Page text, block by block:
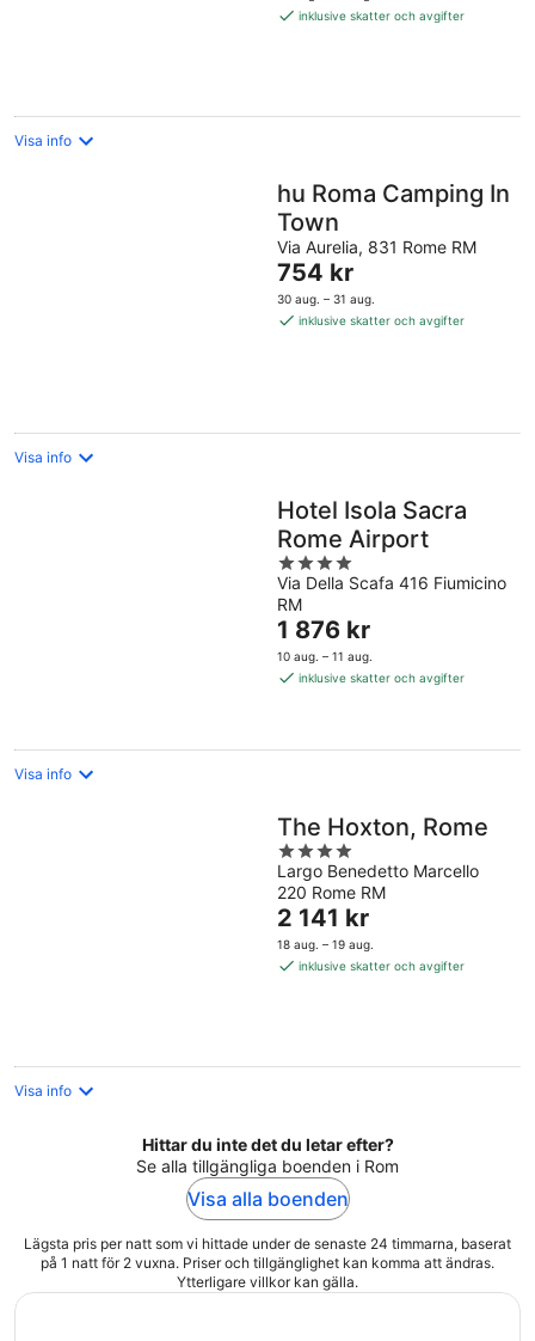
1 079 kr
inklusive skatter och avgifter
Visa info
hu Roma Camping In
Town
Via Aurelia, 831 Rome RM
Priset
är
754 kr
754 kr
30 aug. – 31 aug.
inklusive skatter och avgifter
Visa info
Hotel Isola Sacra
Rome Airport
4
out
of
5
Via Della Scafa 416 Fiumicino
RM
Priset
är
1 876 kr
1 876 kr
10 aug. – 11 aug.
inklusive skatter och avgifter
Visa info
The Hoxton, Rome
4
out
of
5
Largo Benedetto Marcello
220 Rome RM
Priset
är
2 141 kr
2 141 kr
18 aug. – 19 aug.
inklusive skatter och avgifter
Visa info
Hittar du inte det du letar efter?
Se alla tillgängliga boenden i Rom
Visa alla boenden
Lägsta pris per natt som vi hittade under de senaste 24 timmarna, baserat
på 1 natt för 2 vuxna. Priser och tillgänglighet kan komma att ändras.
Ytterligare villkor kan gälla.